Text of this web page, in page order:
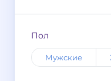
Пол
Мужские